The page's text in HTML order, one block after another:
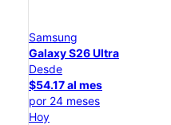
Samsung
Galaxy S26 Ultra
Desde
$54.17 al mes
por 24 meses
Hoy